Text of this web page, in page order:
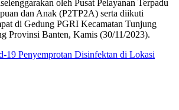
oleh Pusat Pelayanan Terpadu
dan Anak (P2TP2A) serta diikuti
di Gedung PGRI Kecamatan Tunjung
Provinsi Banten, Kamis (30/11/2023).
19 Penyemprotan Disinfektan di Lokasi